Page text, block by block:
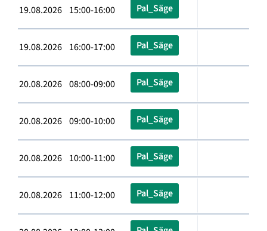
19.08.2026 15:00-16:00 Pal_Säge
19.08.2026 16:00-17:00 Pal_Säge
20.08.2026 08:00-09:00 Pal_Säge
20.08.2026 09:00-10:00 Pal_Säge
20.08.2026 10:00-11:00 Pal_Säge
20.08.2026 11:00-12:00 Pal_Säge